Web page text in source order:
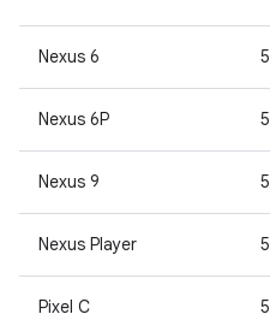
Nexus 6
Nexus 6P
Nexus 9
Nexus Player
Pixel C